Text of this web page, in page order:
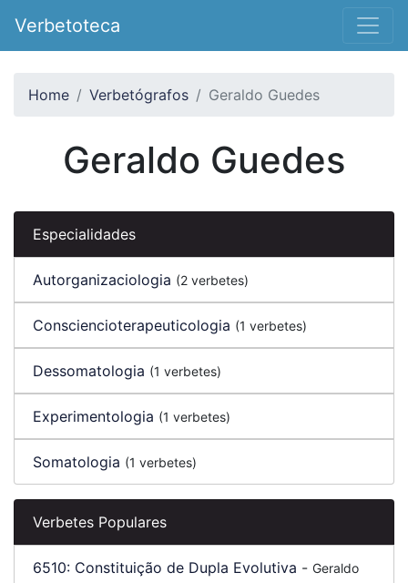
Verbetoteca
Home Verbetógrafos Geraldo Guedes
Geraldo Guedes
Especialidades
Autorganizaciologia (2 verbetes)
Consciencioterapeuticologia (1 verbetes)
Dessomatologia (1 verbetes)
Experimentologia (1 verbetes)
Somatologia (1 verbetes)
Verbetes Populares
6510: Constituição de Dupla Evolutiva - Geraldo